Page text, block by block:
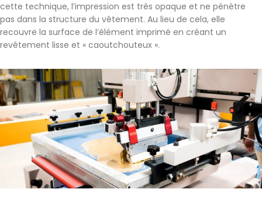
cette technique, l’impression est très opaque et ne pénètre
pas dans la structure du vêtement. Au lieu de cela, elle
recouvre la surface de l’élément imprimé en créant un
revêtement lisse et « caoutchouteux ».